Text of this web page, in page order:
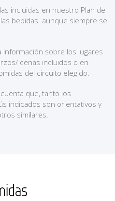
incluidas en nuestro Plan de
bebidas aunque siempre se
sobre los lugares
cenas incluidos o en
del circuito elegido.
que, tanto los
indicados son orientativos y
similares.